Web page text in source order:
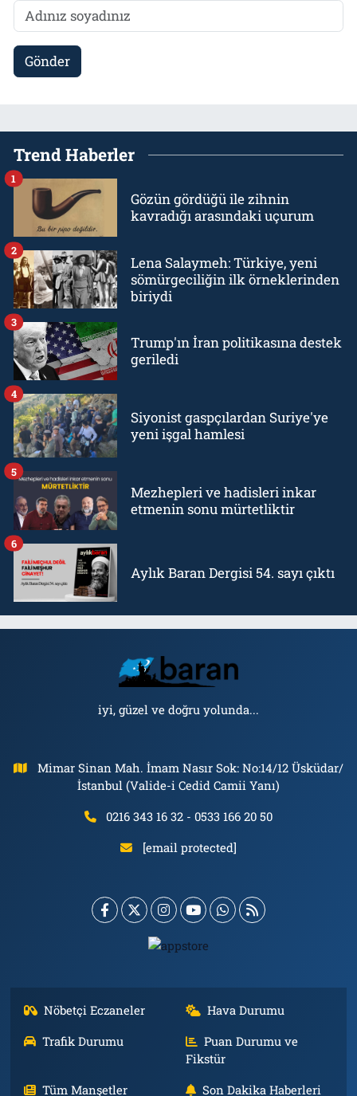
Gönder
Trend Haberler
Gözün gördüğü ile zihnin
kavradığı arasındaki uçurum
1
Lena Salaymeh: Türkiye, yeni
sömürgeciliğin ilk örneklerinden
biriydi
2
Trump'ın İran politikasına destek
geriledi
3
Siyonist gaspçılardan Suriye'ye
yeni işgal hamlesi
4
Mezhepleri ve hadisleri inkar
etmenin sonu mürtetliktir
5
Aylık Baran Dergisi 54. sayı çıktı
6
iyi, güzel ve doğru yolunda...
Mimar Sinan Mah. İmam Nasır Sok: No:14/12 Üsküdar/
İstanbul (Valide-i Cedid Camii Yanı)
0216 343 16 32 - 0533 166 20 50
[email protected]
Nöbetçi Eczaneler
Hava Durumu
Trafik Durumu
Puan Durumu ve
Fikstür
Tüm Manşetler
Son Dakika Haberleri